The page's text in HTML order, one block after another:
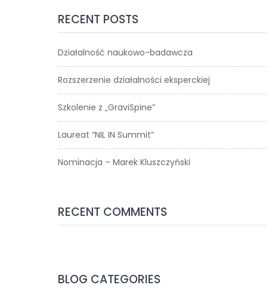
RECENT POSTS
Działalność naukowo-badawcza
Rozszerzenie działalności eksperckiej
Szkolenie z „GraviSpine”
Laureat “NIL IN Summit”
Nominacja – Marek Kluszczyński
RECENT COMMENTS
BLOG CATEGORIES